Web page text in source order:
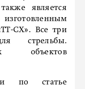
является
СХ». Все три
стрельбы.
объектов
по статье